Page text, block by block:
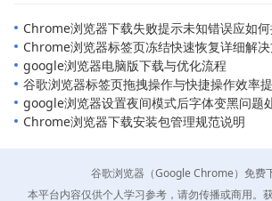
Chrome浏览器下载失败提示未知错误应如
Chrome浏览器标签页冻结快速恢复详细解
google浏览器电脑版下载与优化流程
谷歌浏览器标签页拖拽操作与快捷操作效率
google浏览器设置夜间模式后字体变黑问题
Chrome浏览器下载安装包管理规范说明
谷歌浏览器（Google Chrome）免费
本平台内容仅供个人学习参考，请勿传播或商用。